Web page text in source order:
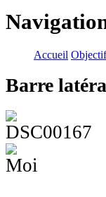
Accueil Objectif
Barre